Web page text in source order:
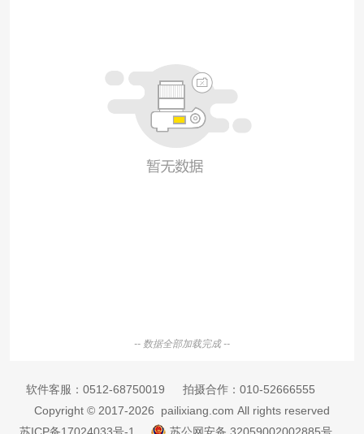
-- 数据全部加载完成 --
软件客服： 0512-68750019 拍摄合作： 010-52666555
Copyright © 2017-2026 pailixiang.com All rights reserved
苏ICP备17024033号-1
苏公网安备 32059002002885号